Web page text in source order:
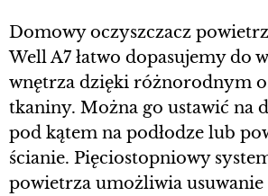
Domowy oczyszczacz
Well A7 łatwo dopasujemy do
wnętrza dzięki różnorodnym
tkaniny. Można go ustawić na
pod kątem na podłodze lub
ścianie. Pięciostopniowy
powietrza umożliwia usuwanie